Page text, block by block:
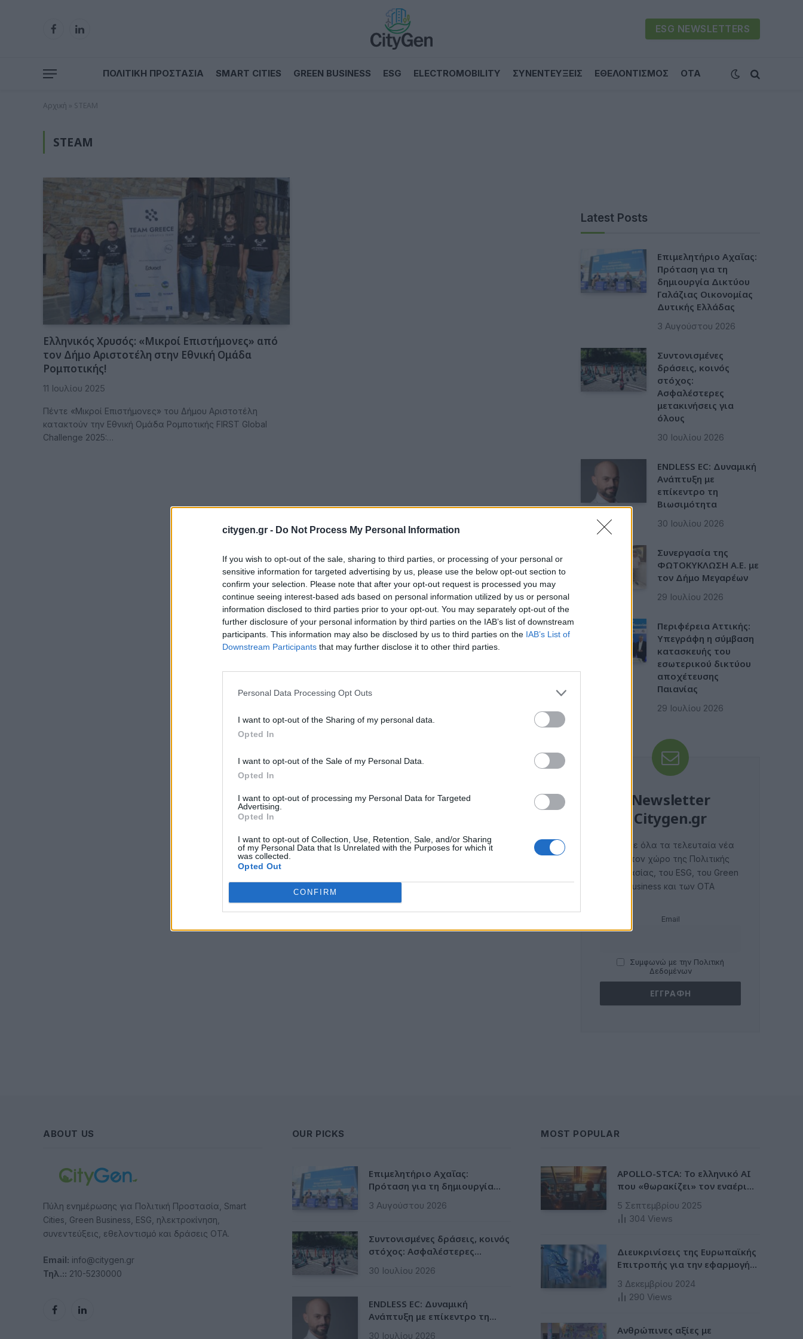
citygen.gr - Do Not Process My Personal Information
If you wish to opt-out of the sale, sharing to third parties, or processing of your personal or
sensitive information for targeted advertising by us, please use the below opt-out section to
confirm your selection. Please note that after your opt-out request is processed you may
continue seeing interest-based ads based on personal information utilized by us or personal
information disclosed to third parties prior to your opt-out. You may separately opt-out of the
further disclosure of your personal information by third parties on the IAB’s list of downstream
participants. This information may also be disclosed by us to third parties on the IAB’s List of
Downstream Participants that may further disclose it to other third parties.
Personal Data Processing Opt Outs
I want to opt-out of the Sharing of my personal data.
Opted In
I want to opt-out of the Sale of my Personal Data.
Opted In
I want to opt-out of processing my Personal Data for Targeted
Advertising.
Opted In
I want to opt-out of Collection, Use, Retention, Sale, and/or Sharing
of my Personal Data that Is Unrelated with the Purposes for which it
was collected.
Opted Out
CONFIRM
FacebookLinkedIn ESG NEWSLETTERS
ΠΟΛΙΤΙΚΗ ΠΡΟΣΤΑΣΙΑ SMART CITIES GREEN BUSINESS ESG ELECTROMOBILITY ΣΥΝΕΝΤΕΥΞΕΙΣ ΕΘΕΛΟΝΤΙΣΜΟΣ ΟΤΑ
Αρχική STEAM
STEAM
Ελληνικός Χρυσός: «Μικροί Επιστήμονες» από
τον Δήμο Αριστοτέλη στην Εθνική Ομάδα
Ρομποτικής!
11 Ιουλίου 2025
Πέντε «Μικροί Επιστήμονες» του Δήμου Αριστοτέλη
κατακτούν την Εθνική Ομάδα Ρομποτικής FIRST Global
Challenge 2025:…
Latest Posts
Επιμελητήριο Αχαΐας:
Πρόταση για τη
δημιουργία Δικτύου
Γαλάζιας Οικονομίας
Δυτικής Ελλάδας
3 Αυγούστου 2026
Συντονισμένες
δράσεις, κοινός
στόχος:
Ασφαλέστερες
μετακινήσεις για
όλους
30 Ιουλίου 2026
ENDLESS EC: Δυναμική
Ανάπτυξη με
επίκεντρο τη
Βιωσιμότητα
30 Ιουλίου 2026
Συνεργασία της
ΦΩΤΟΚΥΚΛΩΣΗ Α.Ε. με
τον Δήμο Μεγαρέων
29 Ιουλίου 2026
Περιφέρεια Αττικής:
Υπεγράφη η σύμβαση
κατασκευής του
εσωτερικού δικτύου
αποχέτευσης
Παιανίας
29 Ιουλίου 2026
Newsletter
Citygen.gr
Λάβετε όλα τα τελευταία νέα
από τον χώρο της Πολιτικής
Προστασίας, του ESG, του Green
Business και των ΟΤΑ
Email
Συμφωνώ με την Πολιτική
Δεδομένων
ABOUT US
Πύλη ενημέρωσης για Πολιτική Προστασία, Smart
Cities, Green Business, ESG, ηλεκτροκίνηση,
συνεντεύξεις, εθελοντισμό και δράσεις ΟΤΑ.
Email: info@citygen.gr
Τηλ.:: 210-5230000
FacebookLinkedIn
OUR PICKS
Επιμελητήριο Αχαΐας:
Πρόταση για τη δημιουργία
Δυτικής Ελλάδας
3 Αυγούστου 2026
Συντονισμένες δράσεις, κοινός
στόχος: Ασφαλέστερες
30 Ιουλίου 2026
ENDLESS EC: Δυναμική
Ανάπτυξη με επίκεντρο τη
30 Ιουλίου 2026
MOST POPULAR
APOLLO-STCA: Το ελληνικό AI
που «θωρακίζει» τον εναέριο
ασφάλειας στα αεροδρόμια
5 Σεπτεμβρίου 2025
304 Views
Διευκρινίσεις της Ευρωπαϊκής
Επιτροπής για την εφαρμογή
Ευρωπαϊκή Ενωση
3 Δεκεμβρίου 2024
290 Views
Ανθρώπινες αξίες με